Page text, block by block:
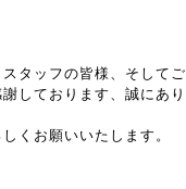
タッフの皆様、そして
しております、誠にあ
くお願いいたします。